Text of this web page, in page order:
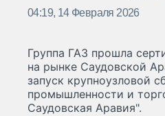
04:19, 14 Февраля 2026
Группа ГАЗ прошла
на рынке Саудовской
запуск крупноузловой
промышленности и
Саудовская Аравия".